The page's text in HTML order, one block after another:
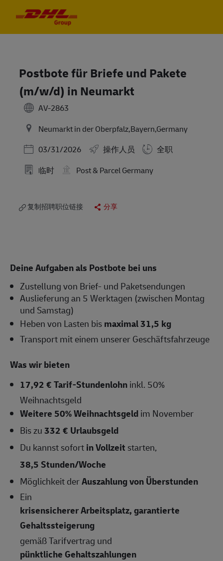
Postbote für Briefe und Pakete
(m/w/d) in Neumarkt
AV-2863
Neumarkt in der Oberpfalz,Bayern,Germany
Posted Date
03/31/2026 操作人员
全职
临时
Post & Parcel Germany
复制招聘职位链接 分享
Deine Aufgaben als Postbote bei uns
Zustellung von Brief- und Paketsendungen
Auslieferung an 5 Werktagen (zwischen Montag
und Samstag)
Heben von Lasten bismaximal 31,5 kg
Transport mit einem unserer Geschäftsfahrzeuge
Was wir bieten
17,92 € Tarif-Stundenlohninkl. 50%
Weihnachtsgeld
Weitere 50% Weihnachtsgeldim November
Bis zu332 € Urlaubsgeld
Du kannst sofortin Vollzeit starten,
38,5 Stunden/Woche
Möglichkeit derAuszahlung von Überstunden
Ein
krisensicherer Arbeitsplatz, garantierte
Gehaltssteigerung
gemäß Tarifvertrag und
pünktliche Gehaltszahlungen